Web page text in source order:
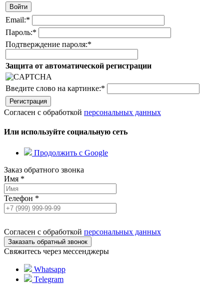
Email:*
Пароль:*
Подтверждение пароля:*
Защита от автоматической регистрации
Введите слово на картинке:*
Согласен с обработкой персональных данных
Или используйте социальную сеть
Продолжить с Google
Заказ обратного звонка
Имя *
Телефон *
Согласен с обработкой персональных данных
Свяжитесь через мессенджеры
Whatsapp
Telegram